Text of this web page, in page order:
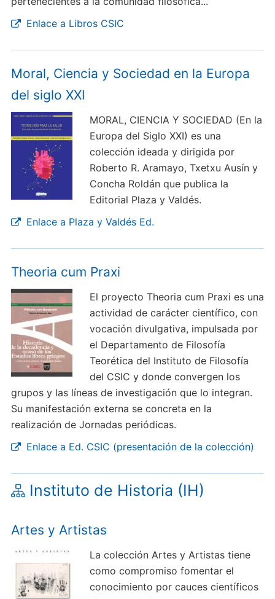
Enlace a Libros CSIC
Moral, Ciencia y Sociedad en la Europa
del siglo XXI
MORAL, CIENCIA Y SOCIEDAD (En la
Europa del Siglo XXI) es una
colección ideada y dirigida por
Roberto R. Aramayo, Txetxu Ausín y
Concha Roldán que publica la
Editorial Plaza y Valdés.
Enlace a Plaza y Valdés Ed.
Theoria cum Praxi
El proyecto Theoria cum Praxi es una
actividad de carácter científico, con
vocación divulgativa, impulsada por
el Departamento de Filosofía
Teorética del Instituto de Filosofía
del CSIC y donde convergen los
grupos y las líneas de investigación que lo integran.
Su manifestación externa se concreta en la
realización de Jornadas periódicas.
Enlace a Ed. CSIC (presentación de la colección)
Instituto de Historia (IH)
Artes y Artistas
La colección Artes y Artistas tiene
como compromiso fomentar el
conocimiento por cauces científicos